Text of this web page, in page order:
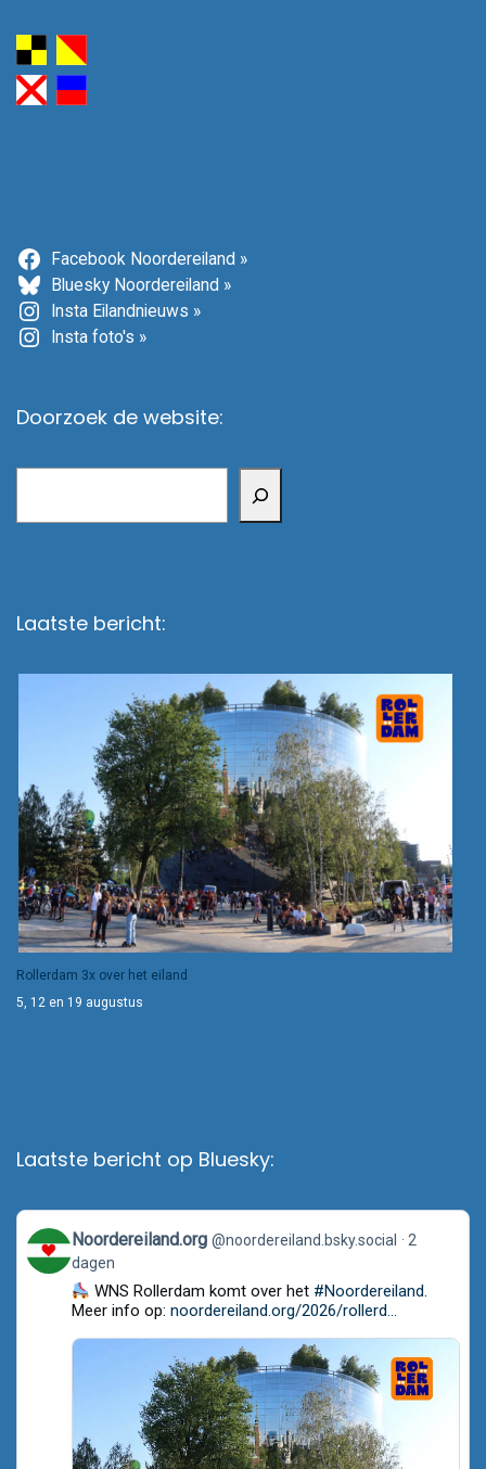
Facebook Noordereiland »
Bluesky Noordereiland »
Insta Eilandnieuws »
Insta foto's »
Doorzoek de website:
Laatste bericht:
Rollerdam 3x over het eiland
5, 12 en 19 augustus
Laatste bericht op Bluesky:
View
post
by
Noordereiland.org
Bluesky
Noordereiland.org @noordereiland.bsky.social
2
dagen
WNS Rollerdam komt over het #Noordereiland.
Meer info op: noordereiland.org/2026/rollerd...